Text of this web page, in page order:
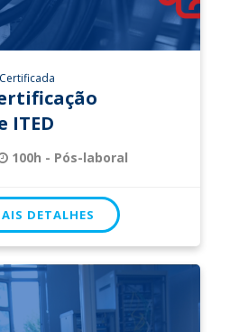
ITED
100h - Pós-laboral
DETALHES